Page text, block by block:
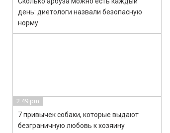
день: диетологи назвали безопасную
норму
2:49 pm
7 привычек собаки, которые выдают
безграничную любовь к хозяину